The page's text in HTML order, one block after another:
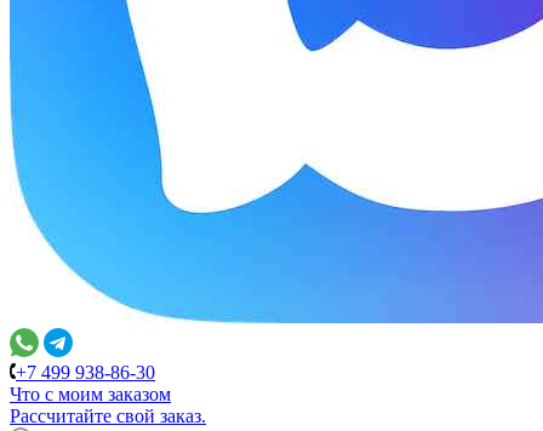
+7 499 938-86-30
Что с моим заказом
Расcчитайте свой заказ.